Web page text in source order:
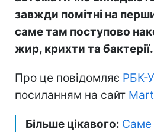
завжди помітні на
саме там поступово
жир, крихти та бактерії.
Про це повідомляє РБК-
посиланням на сайт
Більше цікавого: Саме